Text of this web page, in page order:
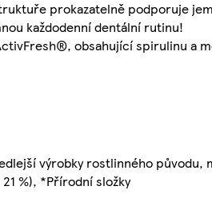
prokazatelně podporuje
každodenní dentální rutinu!
obsahující spirulinu a
výrobky rostlinného původu,
%), *Přírodní složky